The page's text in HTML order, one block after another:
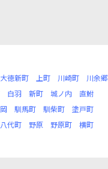
大徳新町 上町 川崎町
川余郷
白羽 新町 城ノ内
直鮒
馴馬町 馴柴町
塗戸町
八代町 野原 野原町
横町